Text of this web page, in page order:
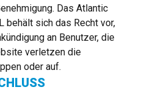
Das Atlantic
behält sich das Recht vor,
an Benutzer, die
verletzen die
oder auf.